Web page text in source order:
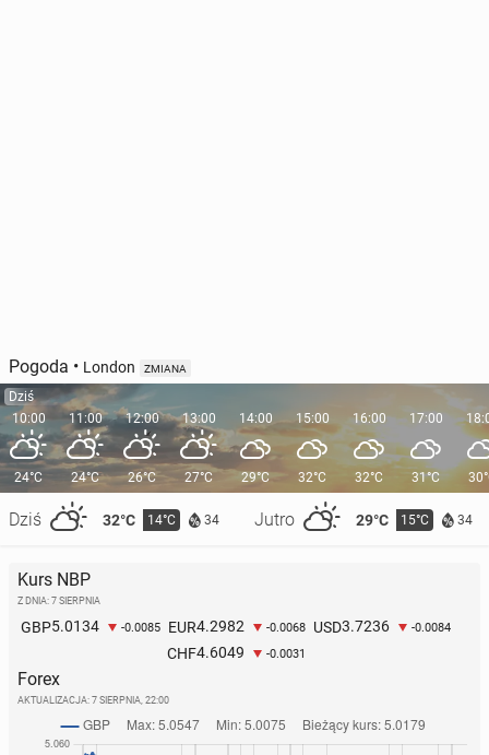
Pogoda • London ZMIANA
Dziś
10:00
24°C
Dziś 32°C 14°C 34 Jutro 29°C 15°C 34
11:00
24°C
12:00
26°C
13:00
27°C
14:00
29°C
15:00
32°C
16:00
32°C
17:00
31°C
Kurs NBP
Z DNIA: 7 SIERPNIA
GBP5.0134 -0.0085 EUR4.2982 -0.0068 USD3.7236 -0.0084
CHF4.6049 -0.0031
Forex
AKTUALIZACJA: 7 SIERPNIA, 22:00